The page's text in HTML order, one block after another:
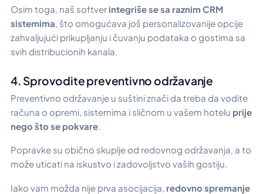
Osim toga, naš softver integriše se sa raznim CRM
sistemima, što omogućava još personalizovanije opcije
zahvaljujući prikupljanju i čuvanju podataka o gostima sa
svih distribucionih kanala.
4. Sprovodite preventivno održavanje
Preventivno održavanje u suštini znači da treba da vodite
računa o opremi, sistemima i sličnom u vašem hotelu prije
nego što se pokvare.
Popravke su obično skuplje od redovnog održavanja, a to
može uticati na iskustvo i zadovoljstvo vaših gostiju.
Iako vam možda nije prva asocijacija, redovno spremanje